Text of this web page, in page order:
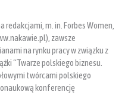
redakcjami, m. in. Forbes Women,
zawsze
na rynku pracy w związku z
“Twarze polskiego biznesu.
twórcami polskiego
konferencję